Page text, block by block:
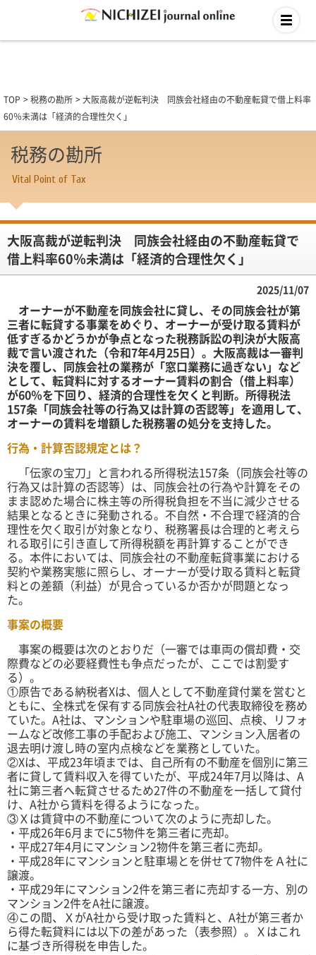
TOP 税務の勘所
大阪高裁が逆転判決 同族会社経由の不動産転貸で借上料率
60％未満は「経済的合理性欠く」
税務の勘所
Vital Point of Tax
大阪高裁が逆転判決 同族会社経由の不動産転貸で
借上料率60％未満は「経済的合理性欠く」
2025/11/07
オーナーが不動産を同族会社に貸し、その同族会社が第
三者に転貸する事業をめぐり、オーナーが受け取る賃料が
低すぎるかどうかが争点となった税務訴訟の判決が大阪高
裁で言い渡された（令和7年4月25日）。大阪高裁は一審判
決を覆し、同族会社の業務が「窓口業務に過ぎない」など
として、転貸料に対するオーナー賃料の割合（借上料率）
が60％を下回り、経済的合理性を欠くと判断。所得税法
157条「同族会社等の行為又は計算の否認等」を適用して、
オーナーの賃料を増額した税務署の処分を支持した。
行為・計算否認規定とは？
「伝家の宝刀」と言われる所得税法157条（同族会社等の
行為又は計算の否認等）は、同族会社の行為や計算をその
まま認めた場合に株主等の所得税負担を不当に減少させる
結果となるときに発動される。不自然・不合理で経済的合
理性を欠く取引が対象となり、税務署長は合理的と考えら
れる取引に引き直して所得税額を再計算することができ
る。本件においては、同族会社の不動産転貸事業における
契約や業務実態に照らし、オーナーが受け取る賃料と転貸
料との差額（利益）が見合っているか否かが問題となっ
た。
事案の概要
事案の概要は次のとおりだ（一審では車両の償却費・交
際費などの必要経費性も争点だったが、ここでは割愛す
る）。
①原告である納税者Xは、個人として不動産貸付業を営むと
ともに、全株式を保有する同族会社A社の代表取締役を務め
ていた。A社は、マンションや駐車場の巡回、点検、リフォ
ームなど改修工事の手配および施工、マンション入居者の
退去明け渡し時の室内点検などを業務としていた。
②Xは、平成23年頃までは、自己所有の不動産を個別に第三
者に貸して賃料収入を得ていたが、平成24年7月以降は、A
社に第三者へ転貸させるため27件の不動産を一括して貸付
け、A社から賃料を得るようになった。
③Ｘは賃貸中の不動産について次のように売却した。
・平成26年6月までに5物件を第三者に売却。
・平成27年4月にマンション2物件を第三者に売却。
・平成28年にマンションと駐車場とを併せて7物件をＡ社に
譲渡。
・平成29年にマンション2件を第三者に売却する一方、別の
マンション2件をA社に譲渡。
④この間、ＸがA社から受け取った賃料と、A社が第三者か
ら得た転貸料には以下の差があった（表参照）。Ｘはこれ
に基づき所得税を申告した。